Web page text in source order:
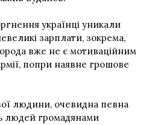
українці уникали
зарплати, зокрема,
вже не є мотиваційним
попри наявне грошове
людини, очевидна певна
людей громадянами